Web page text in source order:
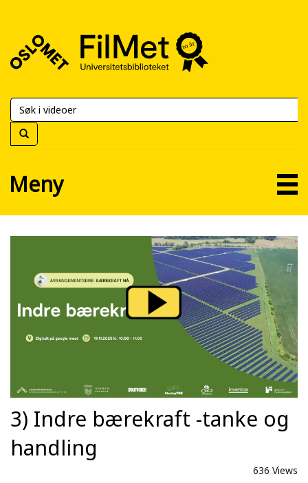
FilMet
Universitetsbiblioteket
Meny
3) Indre bærekraft -tanke og
handling
636 Views